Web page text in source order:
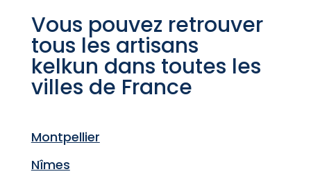
Vous pouvez retrouver
tous les artisans
kelkun dans toutes les
villes de France
Montpellier
Nîmes